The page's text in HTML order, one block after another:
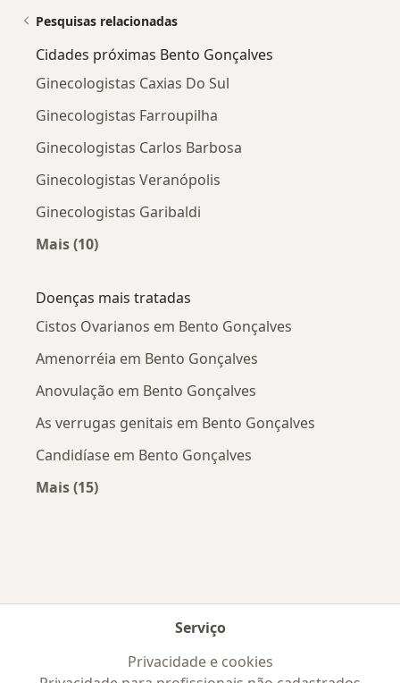
Pesquisas relacionadas
Cidades próximas Bento Gonçalves
Ginecologistas Caxias Do Sul
Ginecologistas Farroupilha
Ginecologistas Carlos Barbosa
Ginecologistas Veranópolis
Ginecologistas Garibaldi
Mais (10)
Doenças mais tratadas
Cistos Ovarianos em Bento Gonçalves
Amenorréia em Bento Gonçalves
Anovulação em Bento Gonçalves
As verrugas genitais em Bento Gonçalves
Candidíase em Bento Gonçalves
Mais (15)
Serviço
Privacidade e cookies